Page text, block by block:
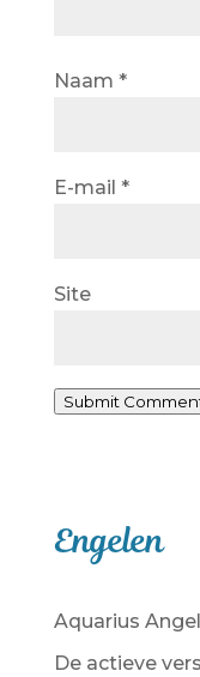
Naam *
E-mail *
Site
Submit
Engelen
Aquarius
De actieve